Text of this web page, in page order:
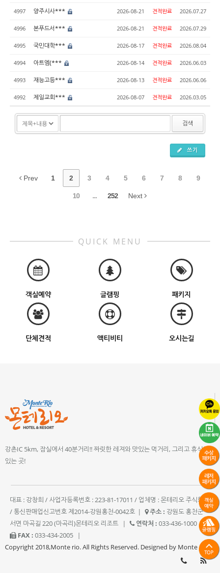
4997 양주시사*** 2026-08-21 견적완료 2026.07.27
4996 본푸드서*** 2026-08-21 견적완료 2026.07.29
4995 국민대학*** 2026-08-17 견적완료 2026.08.04
4994 아트엠(*** 2026-08-14 견적완료 2026.06.03
4993 재능고등*** 2026-08-13 견적완료 2026.06.06
4992 제일교회*** 2026-08-07 견적완료 2026.03.05
검색
쓰기
Prev 1 2 3 4 5 6 7 8 9
10 ... 252 Next
QUICK MENU
객실예약 글램핑 패키지
단체견적 액티비티 오시는길
강촌IC 5km, 잠실에서 40분거리!! 짜릿한 레져와 맛있는 먹거리, 그리고 휴식이
있는 곳!
대표 : 강창희 / 사업자등록번호 : 223-81-17011 / 업체명 : 몬테리오 주식회사
/ 통신판매업신고번호 제2014-강원홍천-0042호 | 주소 : 강원도 홍천군
서면 마곡길 220 (마곡리)몬테리오 리조트
| 연락처 : 033-436-1000
|
FAX : 033-434-2005
|
Copyright 2018,Monte rio. All Rights Reserved. Designed by Monte rio.